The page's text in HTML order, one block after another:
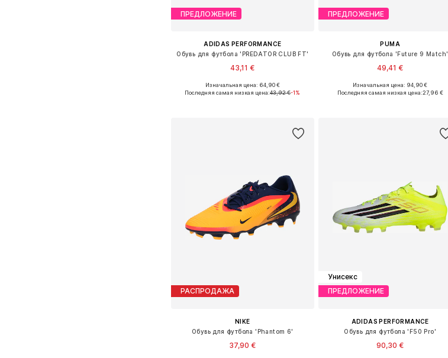
ПРЕДЛОЖЕНИЕ
ADIDAS PERFORMANCE
Обувь для футбола 'PREDATOR CLUB FT'
43,11 €
Доступно множество размеров
Изначальная цена: 64,90 €
Последняя самая низкая цена:43,92 €-1%
ПРЕДЛОЖЕНИЕ
PUMA
Обувь для футбола 'Future 9 Match'
49,41 €
Доступные размеры: 41, 42, 44,5, 45
Изначальная цена: 94,90 €
Последняя самая низкая цена:27,96 €
РАСПРОДАЖА
NIKE
Обувь для футбола 'Phantom 6'
37,90 €
Унисекс
ПРЕДЛОЖЕНИЕ
ADIDAS PERFORMANCE
Обувь для футбола 'F50 Pro'
90,30 €